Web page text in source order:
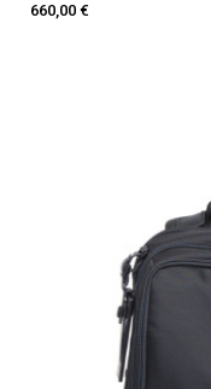
660,00 €